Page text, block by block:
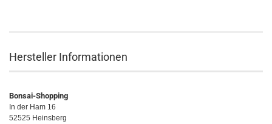
Hersteller Informationen
Bonsai-Shopping
In der Ham 16
52525 Heinsberg